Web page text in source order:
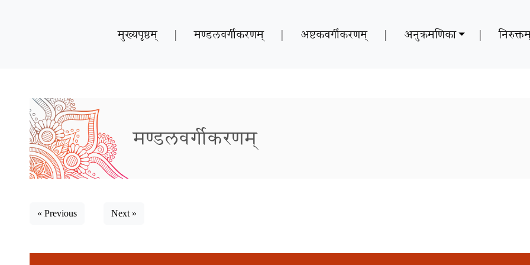
मुख्यपृष्ठम् | मण्डलवर्गीकरणम् | अष्टकवर्गीकरणम् | अनुक्रमणिका |
मण्डलवर्गीकरणम्
« Previous Next »